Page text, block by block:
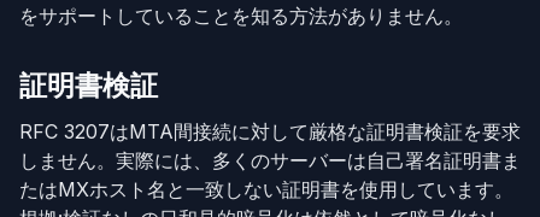
をサポートしていることを知る方法がありません。
証明書検証
RFC 3207はMTA間接続に対して厳格な証明書検証を要求
しません。実際には、多くのサーバーは自己署名証明書ま
たはMXホスト名と一致しない証明書を使用しています。